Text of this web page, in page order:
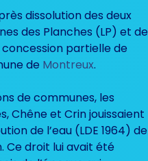
dissolution des deux
des Planches (LP) et de
concession partielle de
de Montreux.
de communes, les
Chêne et Crin jouissaient
de l’eau (LDE 1964) de
Ce droit lui avait été